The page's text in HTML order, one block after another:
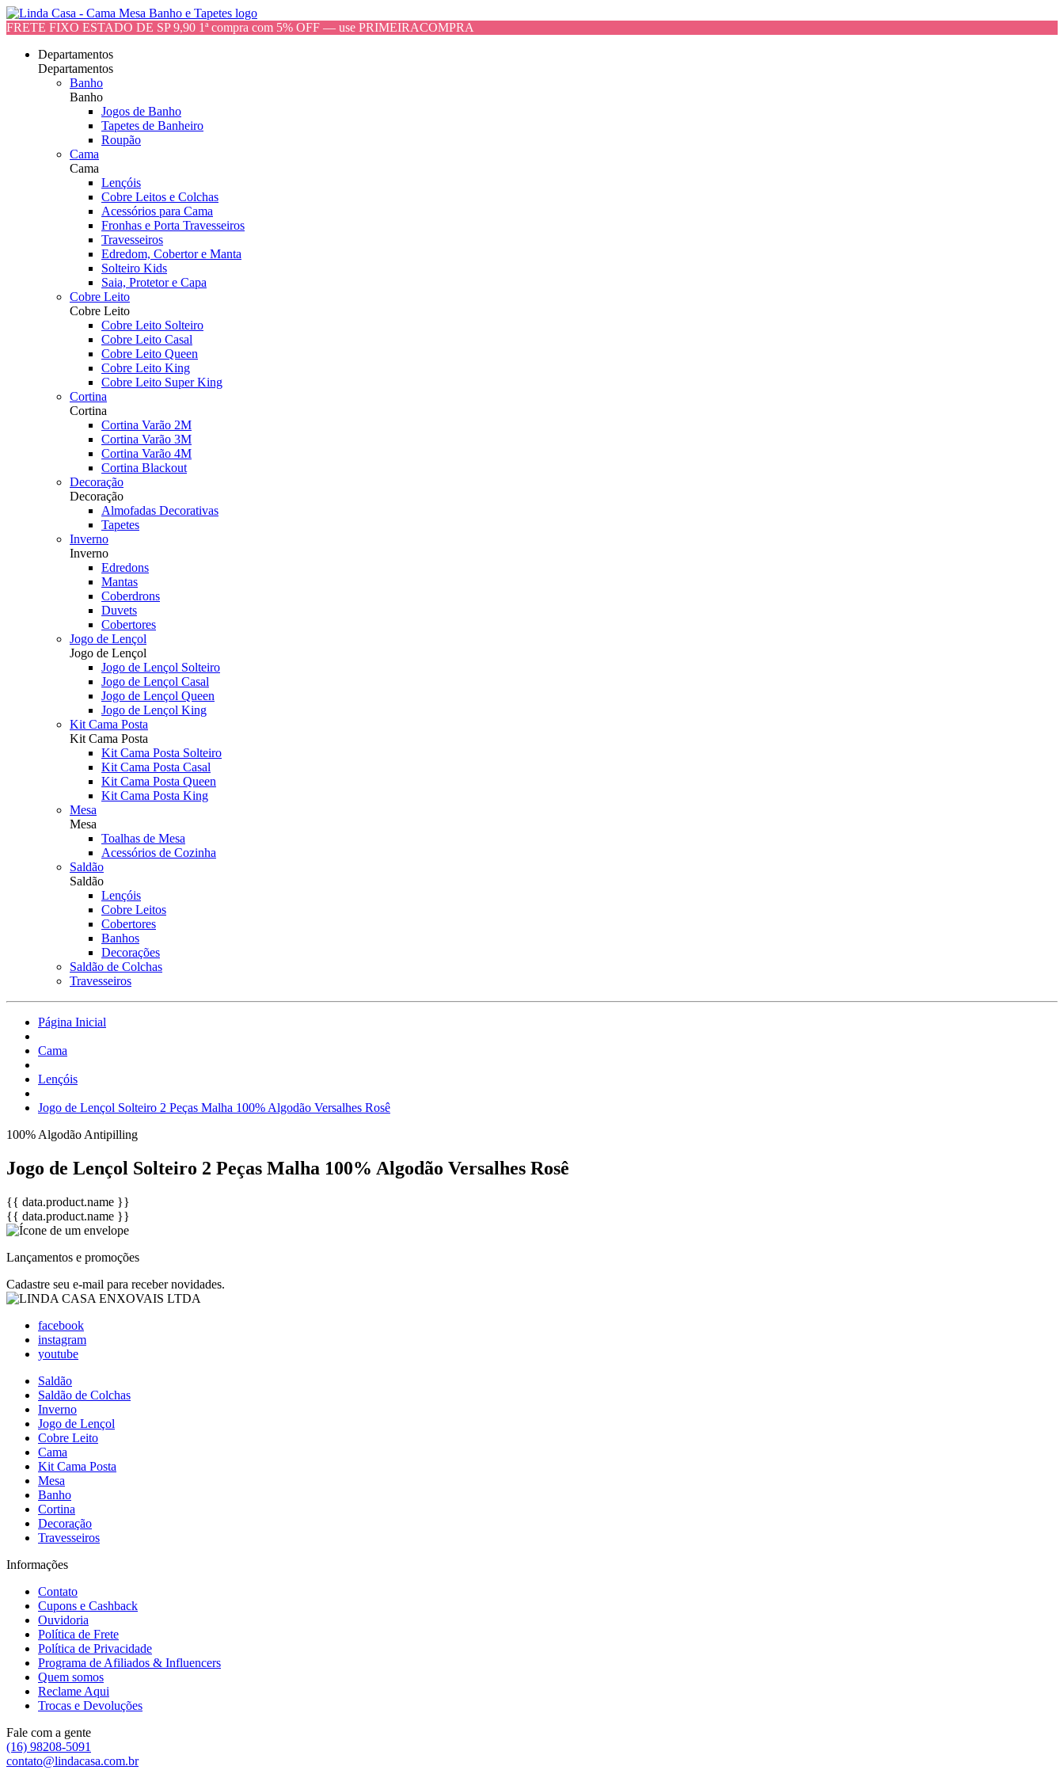
FRETE FIXO ESTADO DE SP 9,90 1ª compra com 5% OFF — use PRIMEIRACOMPRA
Departamentos
Departamentos
Banho
Banho
Jogos de Banho
Tapetes de Banheiro
Roupão
Cama
Cama
Lençóis
Cobre Leitos e Colchas
Acessórios para Cama
Fronhas e Porta Travesseiros
Travesseiros
Edredom, Cobertor e Manta
Solteiro Kids
Saia, Protetor e Capa
Cobre Leito
Cobre Leito
Cobre Leito Solteiro
Cobre Leito Casal
Cobre Leito Queen
Cobre Leito King
Cobre Leito Super King
Cortina
Cortina
Cortina Varão 2M
Cortina Varão 3M
Cortina Varão 4M
Cortina Blackout
Decoração
Decoração
Almofadas Decorativas
Tapetes
Inverno
Inverno
Edredons
Mantas
Coberdrons
Duvets
Cobertores
Jogo de Lençol
Jogo de Lençol
Jogo de Lençol Solteiro
Jogo de Lençol Casal
Jogo de Lençol Queen
Jogo de Lençol King
Kit Cama Posta
Kit Cama Posta
Kit Cama Posta Solteiro
Kit Cama Posta Casal
Kit Cama Posta Queen
Kit Cama Posta King
Mesa
Mesa
Toalhas de Mesa
Acessórios de Cozinha
Saldão
Saldão
Lençóis
Cobre Leitos
Cobertores
Banhos
Decorações
Saldão de Colchas
Travesseiros
Página Inicial
Cama
Lençóis
Jogo de Lençol Solteiro 2 Peças Malha 100% Algodão Versalhes Rosê
100% Algodão Antipilling
Jogo de Lençol Solteiro 2 Peças Malha 100% Algodão Versalhes Rosê
{{ data.product.name }}
{{ data.product.name }}
Lançamentos e promoções
Cadastre seu e-mail para receber novidades.
facebook
instagram
youtube
Saldão
Saldão de Colchas
Inverno
Jogo de Lençol
Cobre Leito
Cama
Kit Cama Posta
Mesa
Banho
Cortina
Decoração
Travesseiros
Informações
Contato
Cupons e Cashback
Ouvidoria
Política de Frete
Política de Privacidade
Programa de Afiliados & Influencers
Quem somos
Reclame Aqui
Trocas e Devoluções
Fale com a gente
(16) 98208-5091
contato@lindacasa.com.br